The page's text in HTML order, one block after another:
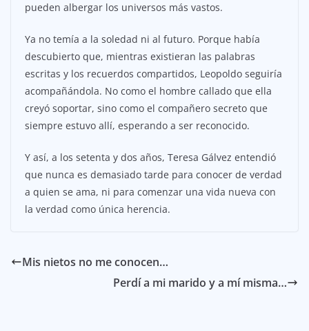
pueden albergar los universos más vastos.
Ya no temía a la soledad ni al futuro. Porque había
descubierto que, mientras existieran las palabras
escritas y los recuerdos compartidos, Leopoldo seguiría
acompañándola. No como el hombre callado que ella
creyó soportar, sino como el compañero secreto que
siempre estuvo allí, esperando a ser reconocido.
Y así, a los setenta y dos años, Teresa Gálvez entendió
que nunca es demasiado tarde para conocer de verdad
a quien se ama, ni para comenzar una vida nueva con
la verdad como única herencia.
Mis nietos no me conocen…
Perdí a mi marido y a mí misma…